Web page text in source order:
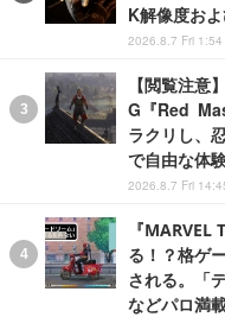
K解像度お
2026.8.7 Fri 1:54
【閲覧注意
G『Red
ラクリし、
で自由な体
2026.8.7 Fri
『
る！？格ゲ
される。「
などパロ満